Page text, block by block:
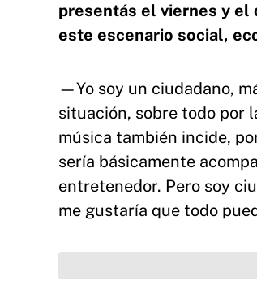
presentás el viernes y el
este escenario social,
—Yo soy un ciudadano,
situación, sobre todo por
música también incide,
sería básicamente
entretenedor. Pero soy
me gustaría que todo